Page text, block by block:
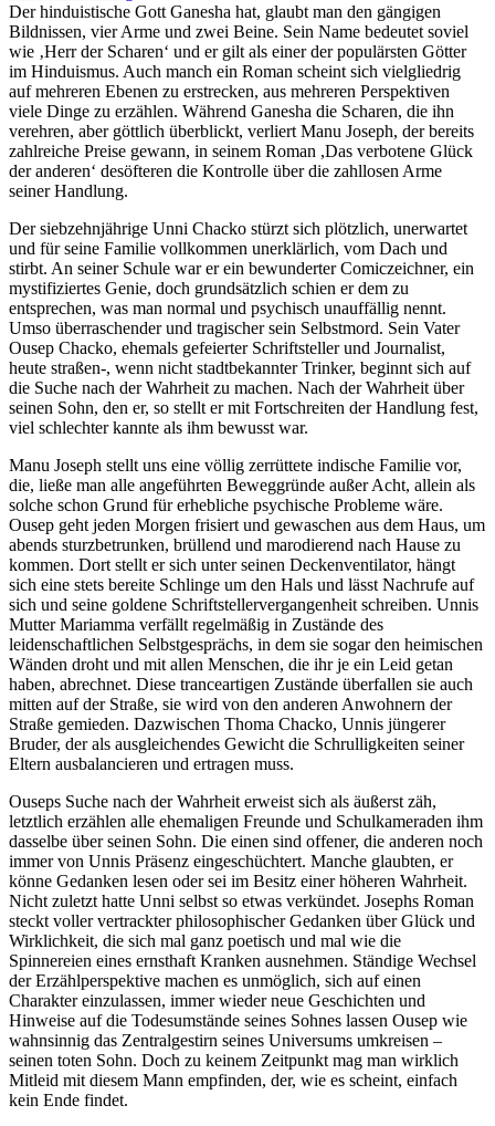
Der hinduistische Gott Ganesha hat, glaubt man den gängigen
Bildnissen, vier Arme und zwei Beine. Sein Name bedeutet soviel
wie ‚Herr der Scharen‘ und er gilt als einer der populärsten Götter
im Hinduismus. Auch manch ein Roman scheint sich vielgliedrig
auf mehreren Ebenen zu erstrecken, aus mehreren Perspektiven
viele Dinge zu erzählen. Während Ganesha die Scharen, die ihn
verehren, aber göttlich überblickt, verliert Manu Joseph, der bereits
zahlreiche Preise gewann, in seinem Roman ,Das verbotene Glück
der anderen‘ desöfteren die Kontrolle über die zahllosen Arme
seiner Handlung.
Der siebzehnjährige Unni Chacko stürzt sich plötzlich, unerwartet
und für seine Familie vollkommen unerklärlich, vom Dach und
stirbt. An seinerSchule war er ein bewunderter Comiczeichner, ein
mystifiziertes Genie, doch grundsätzlich schien er dem zu
entsprechen, was man normal und psychisch unauffällig nennt.
Umso überraschender und tragischer sein Selbstmord. Sein Vater
Ousep Chacko, ehemals gefeierter Schriftsteller und Journalist,
heute straßen-, wenn nicht stadtbekannter Trinker, beginnt sich auf
die Suche nach der Wahrheit zu machen. Nach der Wahrheit über
seinen Sohn, den er, so stellt er mit Fortschreiten der Handlung fest,
viel schlechter kannte als ihm bewusst war.
Manu Joseph stellt uns eine völlig zerrüttete indische Familie vor,
die, ließe man alle angeführten Beweggründe außer Acht, allein als
solche schon Grund für erhebliche psychische Probleme wäre.
Ousep geht jeden Morgen frisiert und gewaschen aus dem Haus, um
abends sturzbetrunken, brüllend und marodierend nach Hause zu
kommen. Dort stellt er sich unter seinen Deckenventilator, hängt
sich eine stets bereite Schlinge um den Hals und lässt Nachrufe auf
sich und seine goldene Schriftstellervergangenheit schreiben. Unnis
Mutter Mariamma verfällt regelmäßig in Zustände des
leidenschaftlichen Selbstgesprächs, in dem sie sogar den heimischen
Wänden droht und mit allen Menschen, die ihr je ein Leid getan
haben, abrechnet. Diese tranceartigen Zustände überfallen sie auch
mitten auf der Straße, sie wird von den anderen Anwohnern der
Straße gemieden. Dazwischen Thoma Chacko, Unnis jüngerer
Bruder, der als ausgleichendes Gewicht die Schrulligkeiten seiner
Eltern ausbalancieren und ertragen muss.
Ouseps Suche nach der Wahrheit erweist sich als äußerst zäh,
letztlich erzählen alle ehemaligen Freunde und Schulkameraden ihm
dasselbe über seinen Sohn. Die einen sind offener, die anderen noch
immer von Unnis Präsenz eingeschüchtert. Manche glaubten, er
könne Gedanken lesen oder sei im Besitz einer höheren Wahrheit.
Nicht zuletzt hatte Unni selbst so etwas verkündet. Josephs Roman
steckt voller vertrackter philosophischer Gedanken über Glück und
Wirklichkeit, die sich mal ganz poetisch und mal wie die
Spinnereien eines ernsthaft Kranken ausnehmen. Ständige Wechsel
der Erzählperspektive machen es unmöglich, sich auf einen
Charakter einzulassen, immer wieder neue Geschichten und
Hinweise auf die Todesumstände seines Sohnes lassen Ousep wie
wahnsinnig das Zentralgestirn seines Universums umkreisen –
seinen toten Sohn. Doch zu keinem Zeitpunkt mag man wirklich
Mitleid mit diesem Mann empfinden, der, wie es scheint, einfach
kein Ende findet.